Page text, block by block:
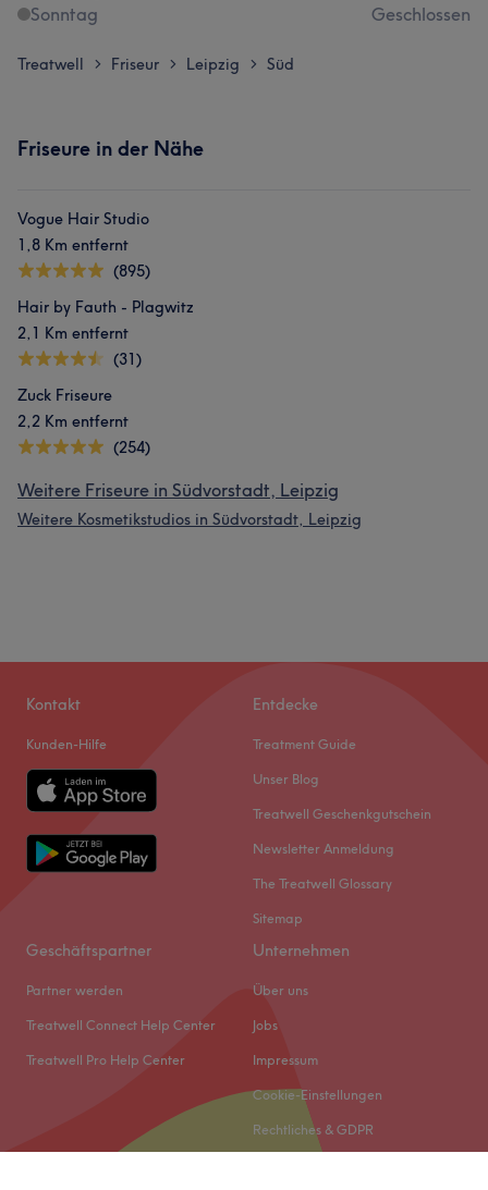
Sonntag
Geschlossen
Treatwell > Friseur > Leipzig > Süd
Friseure in der Nähe
Vogue Hair Studio
1,8 Km entfernt
(895)
Hair by Fauth - Plagwitz
2,1 Km entfernt
(31)
Zuck Friseure
2,2 Km entfernt
(254)
Weitere Friseure in Südvorstadt, Leipzig
Weitere Kosmetikstudios in Südvorstadt, Leipzig
Kontakt
Kunden-Hilfe
Entdecke
Treatment Guide
Unser Blog
Treatwell Geschenkgutschein
Newsletter Anmeldung
The Treatwell Glossary
Sitemap
Geschäftspartner
Partner werden
Treatwell Connect Help Center
Treatwell Pro Help Center
Unternehmen
Über uns
Jobs
Impressum
Cookie-Einstellungen
Rechtliches & GDPR